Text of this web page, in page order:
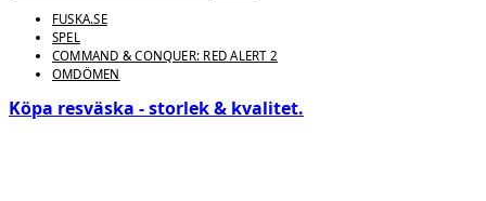
FUSKA.SE
SPEL
COMMAND & CONQUER: RED ALERT 2
OMDÖMEN
Köpa resväska - storlek & kvalitet.